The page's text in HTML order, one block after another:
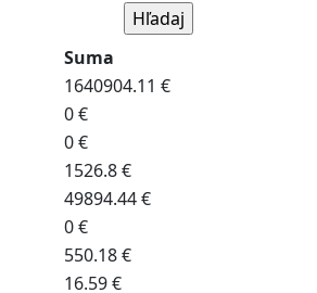
Suma
1640904.11 €
0 €
0 €
1526.8 €
49894.44 €
0 €
550.18 €
16.59 €